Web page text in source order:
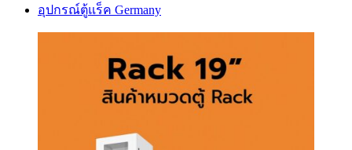
อุปกรณ์ตู้แร็ค Germany